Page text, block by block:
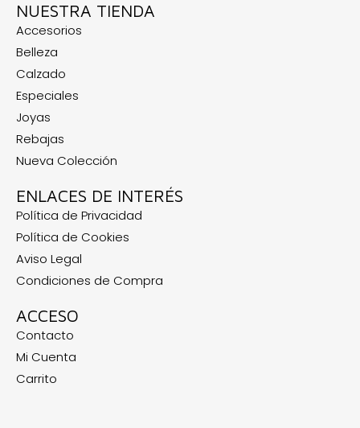
NUESTRA TIENDA
Accesorios
Belleza
Calzado
Especiales
Joyas
Rebajas
Nueva Colección
ENLACES DE INTERÉS
Política de Privacidad
Política de Cookies
Aviso Legal
Condiciones de Compra
ACCESO
Contacto
Mi Cuenta
Carrito